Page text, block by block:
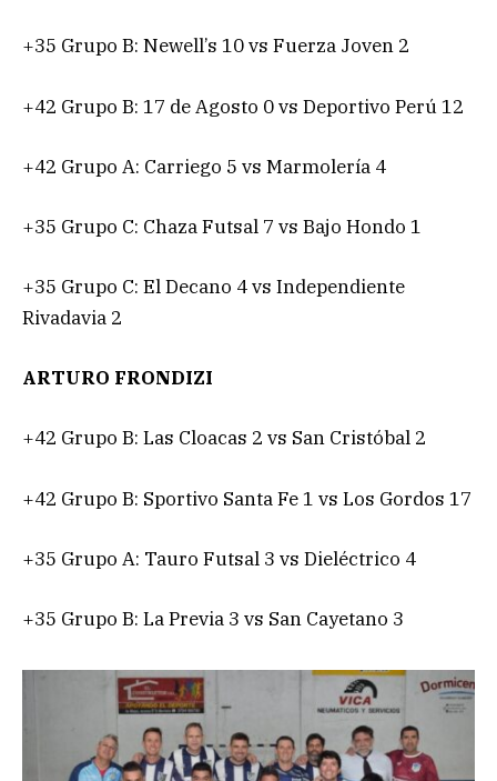
+35 Grupo B: Newell’s 10 vs Fuerza Joven 2
+42 Grupo B: 17 de Agosto 0 vs Deportivo Perú 12
+42 Grupo A: Carriego 5 vs Marmolería 4
+35 Grupo C: Chaza Futsal 7 vs Bajo Hondo 1
+35 Grupo C: El Decano 4 vs Independiente
Rivadavia 2
ARTURO FRONDIZI
+42 Grupo B: Las Cloacas 2 vs San Cristóbal 2
+42 Grupo B: Sportivo Santa Fe 1 vs Los Gordos 17
+35 Grupo A: Tauro Futsal 3 vs Dieléctrico 4
+35 Grupo B: La Previa 3 vs San Cayetano 3